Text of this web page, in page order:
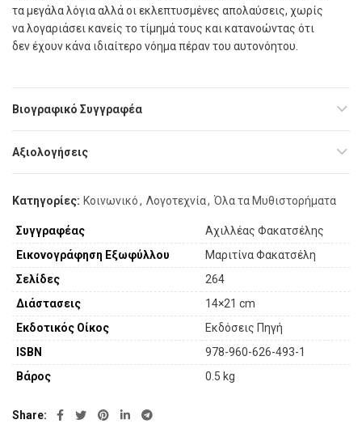
τα µεγάλα λόγια αλλά οι εκλεπτυσµένες απολαύσεις, χωρίς
να λογαριάσει κανείς το τίµηµά τους και κατανοώντας ότι
δεν έχουν κάνα ιδιαίτερο νόηµα πέραν του αυτονόητου.
Βιογραφικό Συγγραφέα
Αξιολογήσεις
Κατηγορίες: Κοινωνικό, Λογοτεχνία, Όλα τα Μυθιστορήματα
Συγγραφέας
Αχιλλέας Φακατσέλης
Εικονογράφηση Εξωφύλλου
Μαριτίνα Φακατσέλη
Σελίδες
264
Διάστασεις
14×21 cm
Εκδοτικός Οίκος
Εκδόσεις Πηγή
ISBN
978-960-626-493-1
Βάρος
0.5 kg
Share